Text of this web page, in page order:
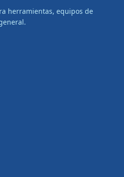
herramientas, equipos de